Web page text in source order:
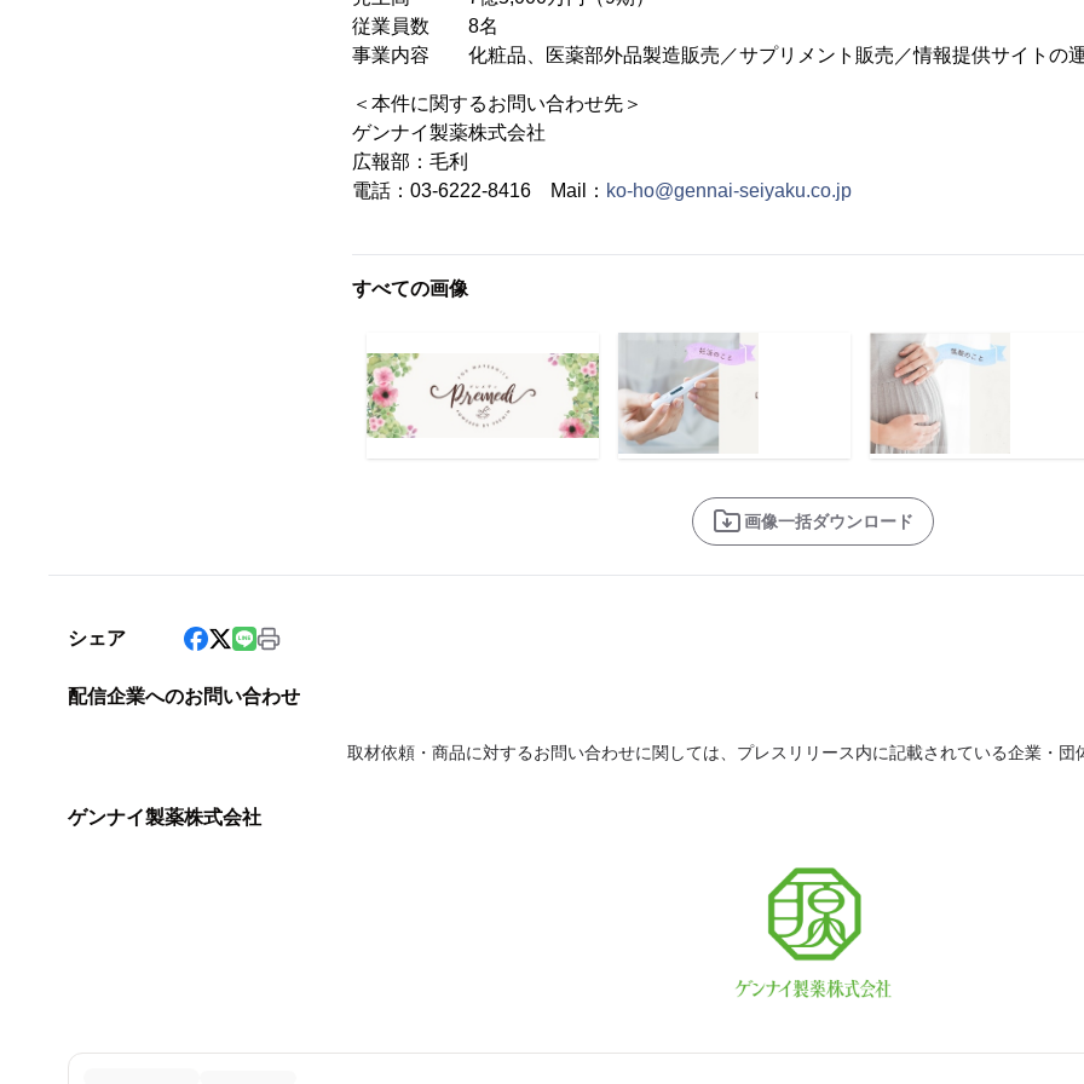
従業員数 8名
事業内容 化粧品、医薬部外品製造販売／サプリメント販売／情報提供サイトの
＜本件に関するお問い合わせ先＞
ゲンナイ製薬株式会社
広報部：毛利
電話：03-6222-8416 Mail： ko-ho@gennai-seiyaku.co.jp
すべての画像
画像一括ダウンロード
シェア
配信企業へのお問い合わせ
取材依頼・商品に対するお問い合わせに関しては、プレスリリース内に記載されている企業・団
ゲンナイ製薬株式会社